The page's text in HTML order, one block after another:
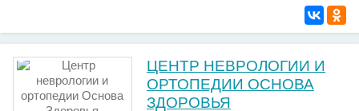
ЦЕНТР НЕВРОЛОГИИ И
ОРТОПЕДИИ ОСНОВА
ЗДОРОВЬЯ